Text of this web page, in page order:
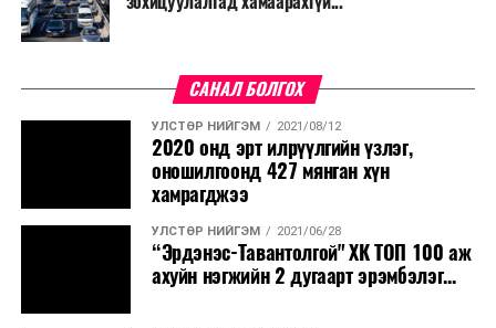
САНАЛ БОЛГОХ
УЛСТӨР НИЙГЭМ 2021/08/12
2020 онд эрт илрүүлгийн үзлэг,
оношилгоонд 427 мянган хүн
хамрагджээ
УЛСТӨР НИЙГЭМ 2021/06/28
“Эрдэнэс-Тавантолгой" ХК ТОП 100 аж
ахуйн нэгжийн 2 дугаарт эрэмбэлэг...